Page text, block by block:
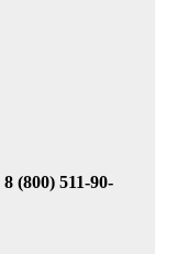
8 (800) 511-90-